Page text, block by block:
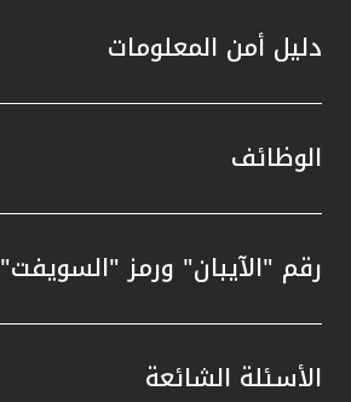
دليل أمن المعلومات
الوظائف
رقم "الآيبان" ورمز "السويفت"
الأسئلة الشائعة